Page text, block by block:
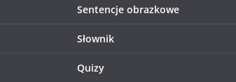
Sentencje obrazkowe
Słownik
Quizy